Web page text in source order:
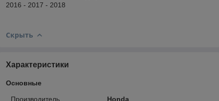
2016 - 2017 - 2018
Скрыть
Характеристики
Основные
Производитель Honda